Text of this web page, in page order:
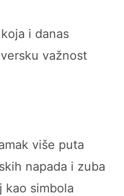
i danas
važnost
više puta
napada i zuba
kao simbola